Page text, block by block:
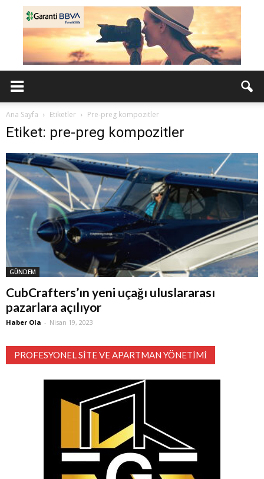
Ana Sayfa Etiketler Pre-preg kompozitler
Etiket: pre-preg kompozitler
GÜNDEM
CubCrafters’ın yeni uçağı uluslararası
pazarlara açılıyor
Haber Ola - Nisan 19, 2023
PROFESYONEL SITE VE APARTMAN YÖNETIMI